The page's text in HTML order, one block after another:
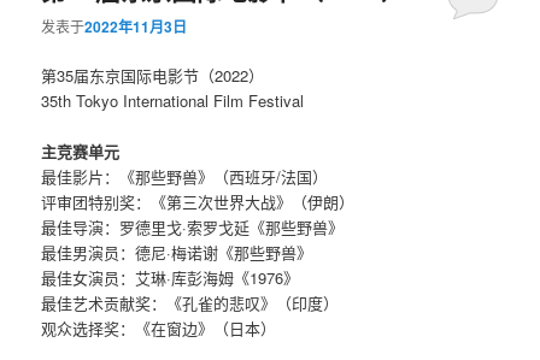
发表于2022年11月3日
第35届东京国际电影节（2022）
35th Tokyo International Film Festival
主竞赛单元
最佳影片：《那些野兽》（西班牙/法国）
评审团特别奖：《第三次世界大战》（伊朗）
最佳导演：罗德里戈·索罗戈延《那些野兽》
最佳男演员：德尼·梅诺谢《那些野兽》
最佳女演员：艾琳·库彭海姆《1976》
最佳艺术贡献奖：《孔雀的悲叹》（印度）
观众选择奖：《在窗边》（日本）